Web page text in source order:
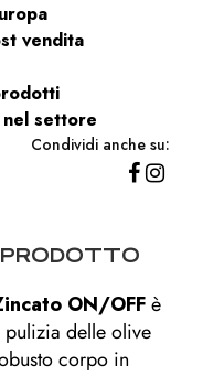
vendita
settore
Condividi anche su:
ON/OFFè
pulizia delle olive
corpo in